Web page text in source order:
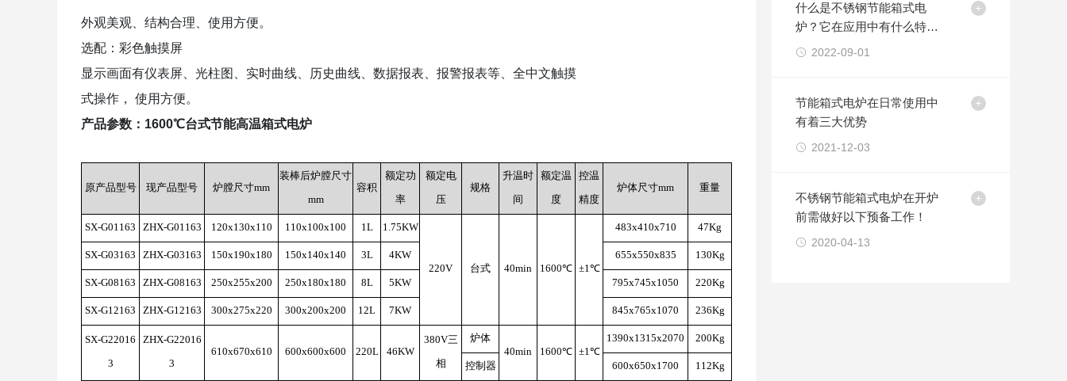
什么是不锈钢节能箱式电
炉？它在应用中有什么特
点？2022-09-01
节能箱式电炉在日常使用中
有着三大优势
2021-12-03
不锈钢节能箱式电炉在开炉
前需做好以下预备工作！
2020-04-13
外观美观、结构合理、使用方便。
选配：彩色触摸屏
显示画面有仪表屏、光柱图、实时曲线、历史曲线、数据报表、报警报表等、全中文触摸
式操作， 使用方便。
产品参数： 1600℃台式节能高温箱式电炉
原产品型号 现产品型号 炉膛尺寸mm
装棒后炉膛尺寸
mm
容积
额定功
率
额定电
压
规格
升温时
间
额定温
度
控温
精度
炉体尺寸mm 重量
SX-G01163 ZHX-G01163 120x130x110 110x100x100 1L 1.75KW
220V 台式 40min 1600℃ ±1℃
483x410x710 47Kg
SX-G03163 ZHX-G03163 150x190x180 150x140x140 3L 4KW 655x550x835 130Kg
SX-G08163 ZHX-G08163 250x255x200 250x180x180 8L 5KW 795x745x1050 220Kg
SX-G12163 ZHX-G12163 300x275x220 300x200x200 12L 7KW 845x765x1070 236Kg
SX-G22016
3
ZHX-G22016
3
610x670x610 600x600x600 220L 46KW
380V三
相
炉体
40min
1600℃ ±1℃
1390x1315x2070 200Kg
控制器 600x650x1700 112Kg